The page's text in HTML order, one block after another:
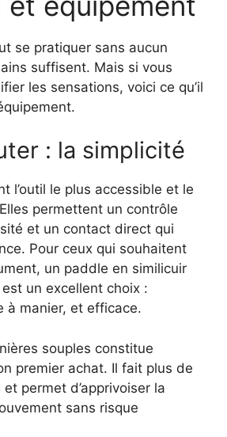
se pratiquer sans aucun
suffisent. Mais si vous
les sensations, voici ce qu’il
: la simplicité
l’outil le plus accessible et le
permettent un contrôle
et un contact direct qui
Pour ceux qui souhaitent
un paddle en similicuir
un excellent choix :
à manier, et efficace.
souples constitue
premier achat. Il fait plus de
permet d’apprivoiser la
sans risque